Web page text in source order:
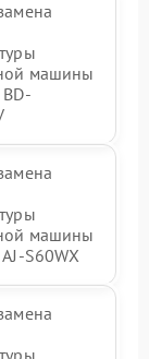
машины
машины
S60WX